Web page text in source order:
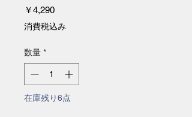
￥4,290価
格
消費税込み
数量 *
在庫残り6点